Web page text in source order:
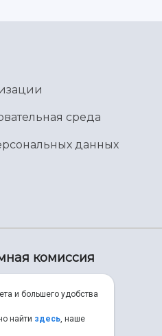
среда
данных
комиссия
267-48-67
и большего удобства
найти здесь, наше